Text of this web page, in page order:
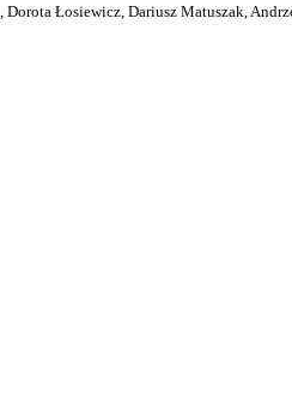
Łosiewicz, Dariusz Matuszak,